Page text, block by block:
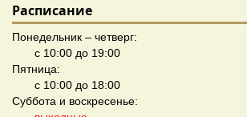
Расписание
Понедельник – четверг:
с 10:00 до 19:00
Пятница:
с 10:00 до 18:00
Суббота и воскресенье: